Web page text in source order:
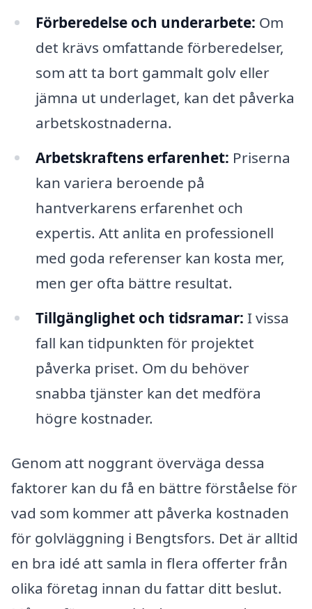
Förberedelse och underarbete: Om
det krävs omfattande förberedelser,
som att ta bort gammalt golv eller
jämna ut underlaget, kan det påverka
arbetskostnaderna.
Arbetskraftens erfarenhet: Priserna
kan variera beroende på
hantverkarens erfarenhet och
expertis. Att anlita en professionell
med goda referenser kan kosta mer,
men ger ofta bättre resultat.
Tillgänglighet och tidsramar: I vissa
fall kan tidpunkten för projektet
påverka priset. Om du behöver
snabba tjänster kan det medföra
högre kostnader.
Genom att noggrant överväga dessa
faktorer kan du få en bättre förståelse för
vad som kommer att påverka kostnaden
för golvläggning i Bengtsfors. Det är alltid
en bra idé att samla in flera offerter från
olika företag innan du fattar ditt beslut.